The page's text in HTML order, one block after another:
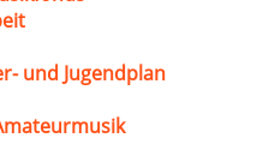
und Jugendplan